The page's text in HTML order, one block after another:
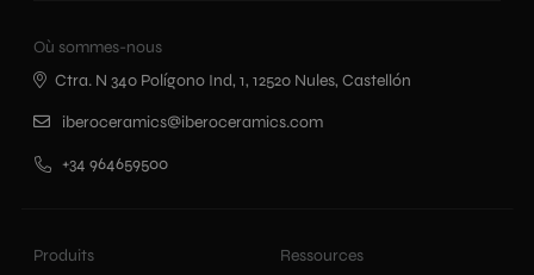
Produits Ressources
Où sommes-nous
Ctra. N 340 Polígono Ind, 1, 12520 Nules, Castellón
iberoceramics@iberoceramics.com
+34 964659500